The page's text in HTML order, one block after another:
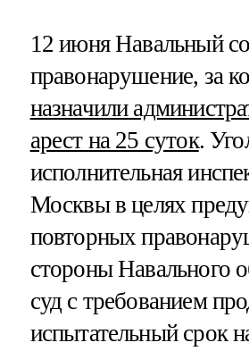
12 июня Навальный
правонарушение, за
назначили
арест на 25 суток.
исполнительная
Москвы в целях
повторных
стороны Навального
суд с требованием
испытательный срок